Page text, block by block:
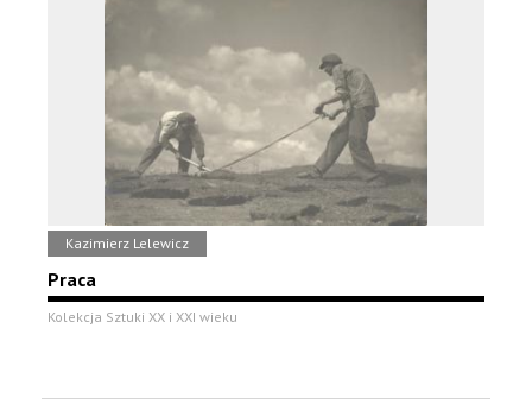
Kazimierz Lelewicz
Praca
Kolekcja Sztuki XX i XXI wieku